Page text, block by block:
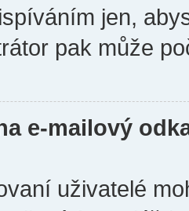
jen,
pak může
e-mailový
uživatelé